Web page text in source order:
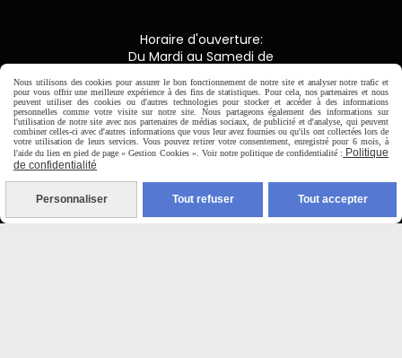
Horaire d'ouverture:
Du Mardi au Samedi de

Paiement sécurisé
CB Crédit Agricole
Nous utilisons des cookies pour assurer le bon fonctionnement de notre site et analyser notre trafic et
pour vous offrir une meilleure expérience à des fins de statistiques. Pour cela, nos partenaires et nous
peuvent utiliser des cookies ou d'autres technologies pour stocker et accéder à des informations
personnelles comme votre visite sur notre site. Nous partageons également des informations sur
l'utilisation de notre site avec nos partenaires de médias sociaux, de publicité et d'analyse, qui peuvent
combiner celles-ci avec d'autres informations que vous leur avez fournies ou qu'ils ont collectées lors de
votre utilisation de leurs services. Vous pouvez retirer votre consentement, enregistré pour 6 mois, à
l'aide du lien en pied de page « Gestion Cookies ». Voir notre politique de confidentialité : Politique
de confidentialité
Personnaliser Tout refuser Tout accepter